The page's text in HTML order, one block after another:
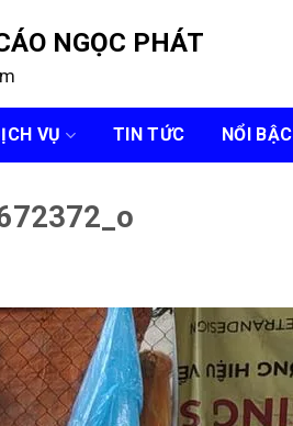
NGỌC PHÁT
VỤ TIN TỨC NỔI BẬC